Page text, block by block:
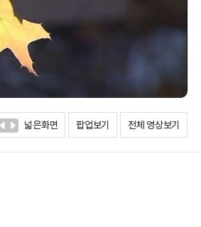
넓은화면 팝업보기 전체 영상보기